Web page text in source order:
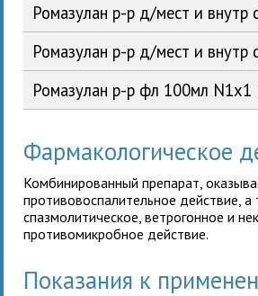
Ромазулан р-р д/мест и
Ромазулан р-р д/мест и
Ромазулан р-р фл 100мл
Фармакологическое
Комбинированный препарат,
противовоспалительное действие, а
спазмолитическое, ветрогонное и
противомикробное действие.
Показания к